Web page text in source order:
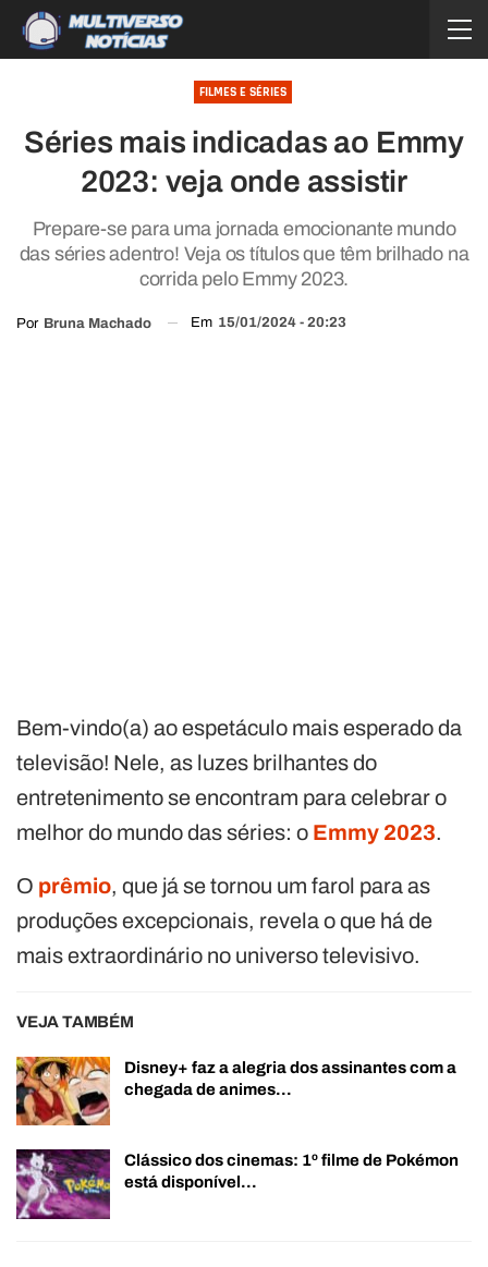
FILMES E SÉRIES
Séries mais indicadas ao Emmy
2023: veja onde assistir
Prepare-se para uma jornada emocionante mundo
das séries adentro! Veja os títulos que têm brilhado na
corrida pelo Emmy 2023.
Por Bruna Machado Em 15/01/2024 - 20:23
Bem-vindo(a) ao espetáculo mais esperado da
televisão! Nele, as luzes brilhantes do
entretenimento se encontram para celebrar o
melhor do mundo das séries: o Emmy 2023.
O prêmio, que já se tornou um farol para as
produções excepcionais, revela o que há de
mais extraordinário no universo televisivo.
VEJA TAMBÉM
Disney+ faz a alegria dos assinantes com a
chegada de animes…
Clássico dos cinemas: 1º filme de Pokémon
está disponível…